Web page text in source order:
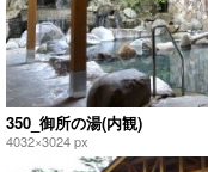
350_御所の湯(内観)
4032×3024 px